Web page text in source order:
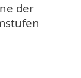
der